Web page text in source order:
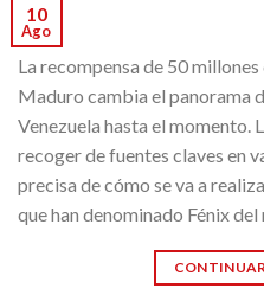
10
Ago
La recompensa de 50
Maduro cambia el panorama
Venezuela hasta el momento.
recoger de fuentes claves en
precisa de cómo se va a
que han denominado Fénix